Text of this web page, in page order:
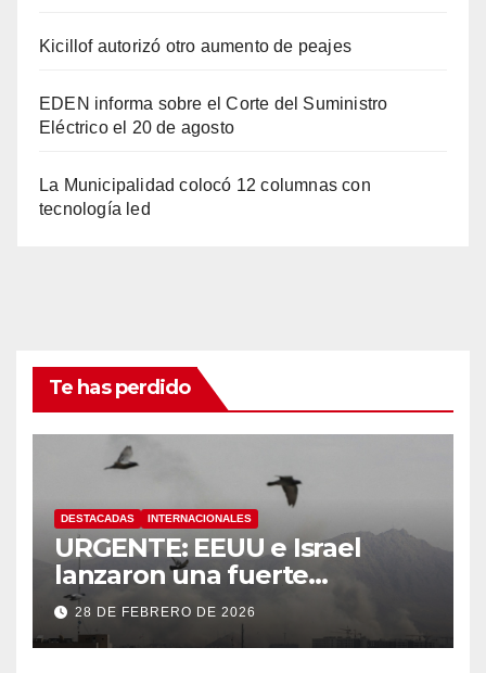
Kicillof autorizó otro aumento de peajes
EDEN informa sobre el Corte del Suministro
Eléctrico el 20 de agosto
La Municipalidad colocó 12 columnas con
tecnología led
Te has perdido
DESTACADAS INTERNACIONALES
URGENTE: EEUU e Israel
lanzaron una fuerte
operación militar contra Irán,
que respondió con un ataque
a los países del Golfo
28 DE FEBRERO DE 2026